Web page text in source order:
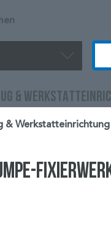
&
& Werkstatteinrichtung